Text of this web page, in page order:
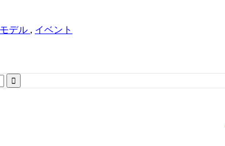
デル , イベント